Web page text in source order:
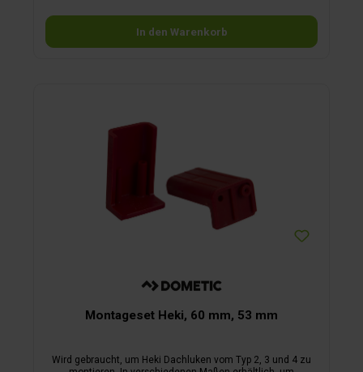
In den Warenkorb
Montageset Heki, 60 mm, 53 mm
Wird gebraucht, um Heki Dachluken vom Typ 2, 3 und 4 zu